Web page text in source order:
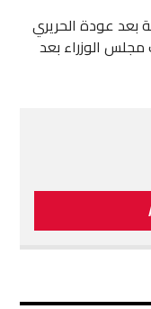
بعد عودة الحريري
الوزراء بعد